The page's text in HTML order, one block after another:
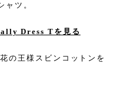
ャツ。
Dress Tを見る
の王様 スビンコットンを